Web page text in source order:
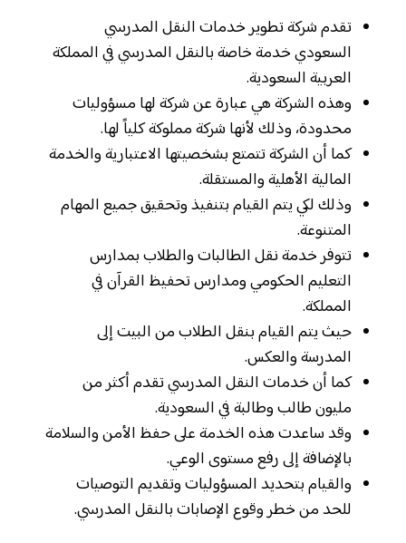
تقدم شركة تطوير خدمات النقل المدرسي
السعودي خدمة خاصة بالنقل المدرسي في المملكة
العربية السعودية.
وهذه الشركة هي عبارة عن شركة لها مسؤوليات
محدودة، وذلك لأنها شركة مملوكة كلياً لها.
كما أن الشركة تتمتع بشخصيتها الاعتبارية والخدمة
المالية الأهلية والمستقلة.
وذلك لكي يتم القيام بتنفيذ وتحقيق جميع المهام
المتنوعة.
تتوفر خدمة نقل الطالبات والطلاب بمدارس
التعليم الحكومي ومدارس تحفيظ القرآن في
المملكة.
حيث يتم القيام بنقل الطلاب من البيت إلى
المدرسة والعكس.
كما أن خدمات النقل المدرسي تقدم أكثر من
مليون طالب وطالبة في السعودية.
وقد ساعدت هذه الخدمة على حفظ الأمن والسلامة
بالإضافة إلى رفع مستوى الوعي.
والقيام بتحديد المسؤوليات وتقديم التوصيات
للحد من خطر وقوع الإصابات بالنقل المدرسي.